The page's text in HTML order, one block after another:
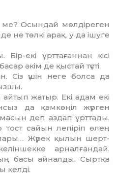
Осындай мөлдіреген
не төлкі арақ, у да ішуге
екі ұрттағаннан кісі
әкім де қыстай түсті.
Сіз үшін неге болса да
жатыр. Екі адам екі
да қамкөңіл жүр­ген
деп аздап ұрттады.
сайын ле­піріп өлең
Жүрек қылын шерт­
ар­налғандай.
басы айналды. Сыртқа
кел­ді.